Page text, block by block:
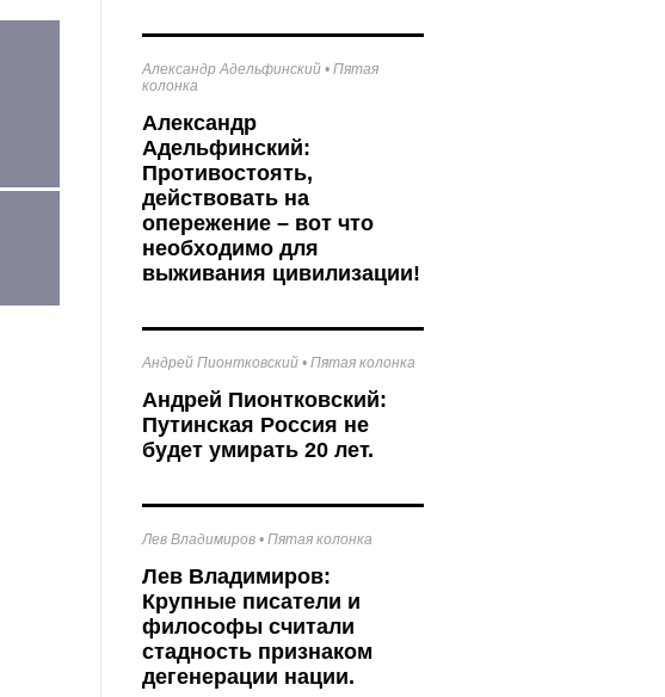
Александр Адельфинский • Пятая
колонка
Александр
Адельфинский:
Противостоять,
действовать на
опережение – вот что
необходимо для
выживания цивилизации!
Андрей Пионтковский • Пятая колонка
Андрей Пионтковский:
Путинская Россия не
будет умирать 20 лет.
Лев Владимиров • Пятая колонка
Лев Владимиров:
Крупные писатели и
философы считали
стадность признаком
дегенерации нации.